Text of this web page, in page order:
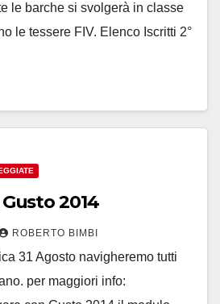
le barche si svolgerà in classe
le tessere FIV. Elenco Iscritti 2°
2014
ROBERTO BIMBI
31 Agosto navigheremo tutti
per maggiori info: